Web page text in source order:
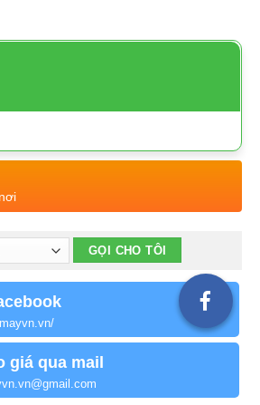
giá qua mail